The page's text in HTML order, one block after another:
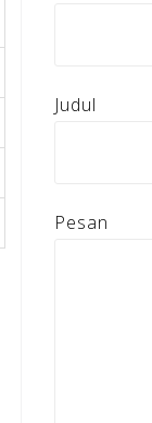
Judul
Pesan